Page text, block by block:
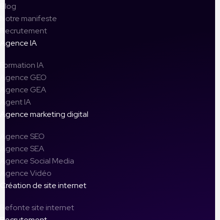
Blog
Notre manifeste
Recrutement
Agence IA
Formation IA
Agence GEO
Agence GEA
Agent IA
Agence marketing digital
Agence SEO
Agence SEA
Agence Social Media
Agence Vidéo
Création de site internet
Refonte site internet